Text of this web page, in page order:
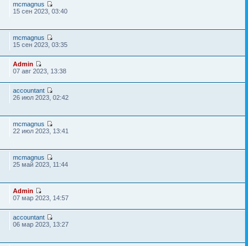
mcmagnus
15 сен 2023, 03:40
mcmagnus
15 сен 2023, 03:35
Admin
07 авг 2023, 13:38
accountant
26 июл 2023, 02:42
mcmagnus
22 июл 2023, 13:41
mcmagnus
25 май 2023, 11:44
Admin
07 мар 2023, 14:57
accountant
06 мар 2023, 13:27